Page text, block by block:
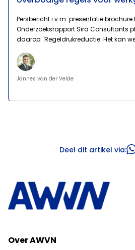
Persbericht i.v.m. presentatie
Onderzoeksrapport Sira Consultants
daarop: 'Regeldrukreductie. Het kan
Jannes van der Velde
Deel dit artikel via:
Over AWVN